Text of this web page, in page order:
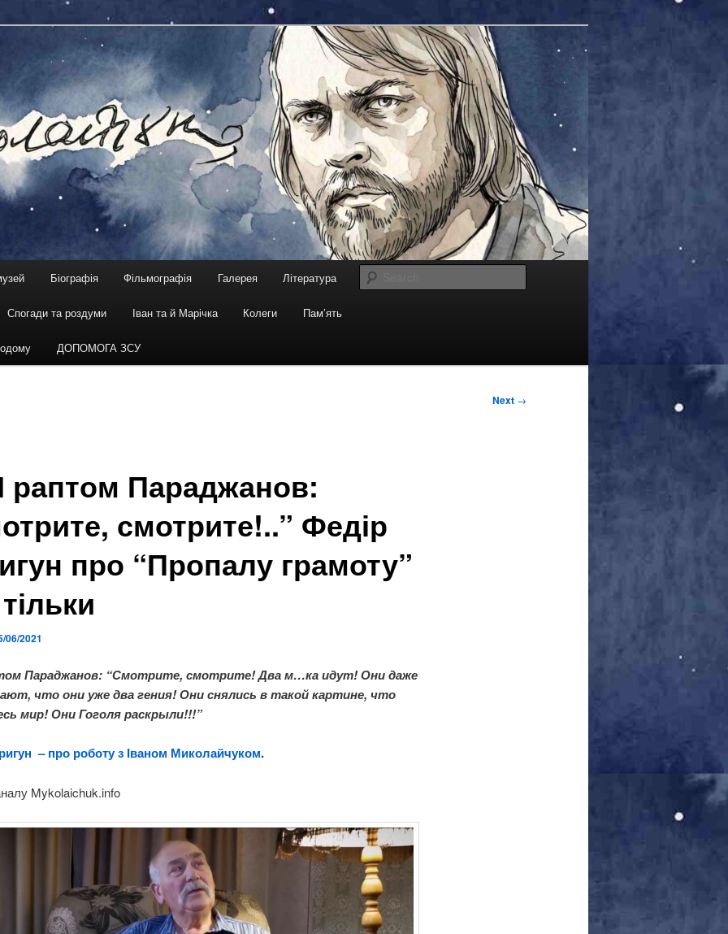
Віртуальний музей
сценарист
Біографія Фільмографія Галерея Література
Спогади та роздуми Іван та й Марічка Колеги Пам’ять
ДОПОМОГА ЗСУ
Next →
раптом Параджанов:
смотрите!..” Федір
про “Пропалу грамоту”
06/2021
Параджанов: “Смотрите, смотрите! Два м…ка идут! Они даже
что они уже два гения! Они снялись в такой картине, что
мир! Они Гоголя раскрыли!!!”
– про роботу з Іваном Миколайчуком.
Mykolaichuk.info